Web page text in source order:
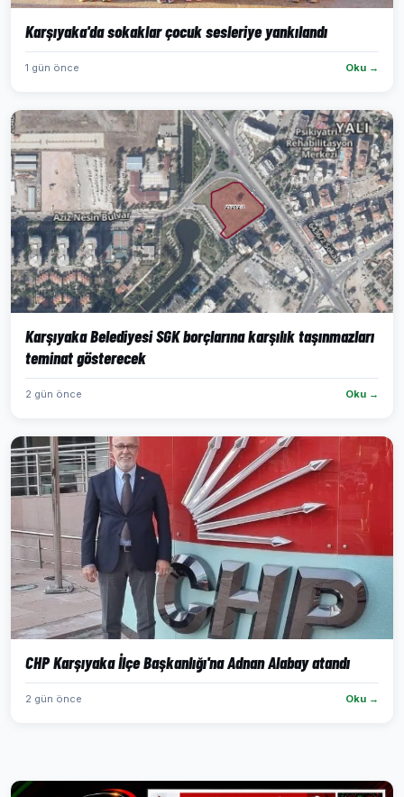
Karşıyaka'da sokaklar çocuk sesleriye yankılandı
1 gün önce Oku →
Karşıyaka Belediyesi SGK borçlarına karşılık taşınmazları
teminat gösterecek
2 gün önce Oku →
CHP Karşıyaka İlçe Başkanlığı'na Adnan Alabay atandı
2 gün önce Oku →